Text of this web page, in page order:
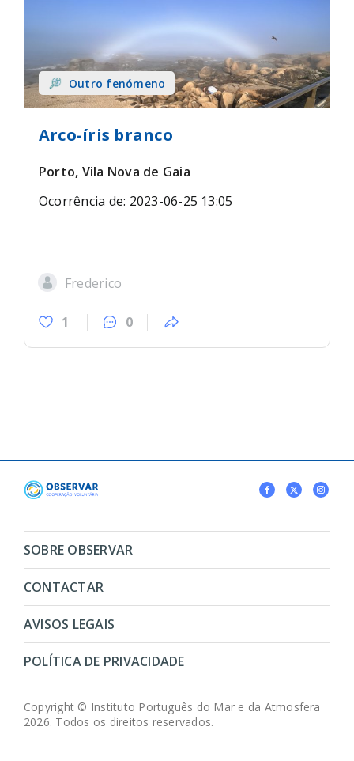
Outro fenómeno
Arco-íris branco
Porto, Vila Nova de Gaia
Ocorrência de: 2023-06-25 13:05
Frederico
1 0
SOBRE OBSERVAR
CONTACTAR
AVISOS LEGAIS
POLÍTICA DE PRIVACIDADE
Copyright © Instituto Português do Mar e da Atmosfera
2026. Todos os direitos reservados.